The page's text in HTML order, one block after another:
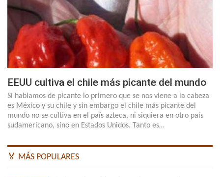
EEUU cultiva el chile más picante del mundo
Si hablamos de picante lo primero que se nos viene a la cabeza
es México y su chile y sin embargo el chile más picante del
mundo no se cultiva en el país azteca, ni siquiera en otro país
sudamericano, sino en Estados Unidos. Tanto es…
🏅 MÁS POPULARES